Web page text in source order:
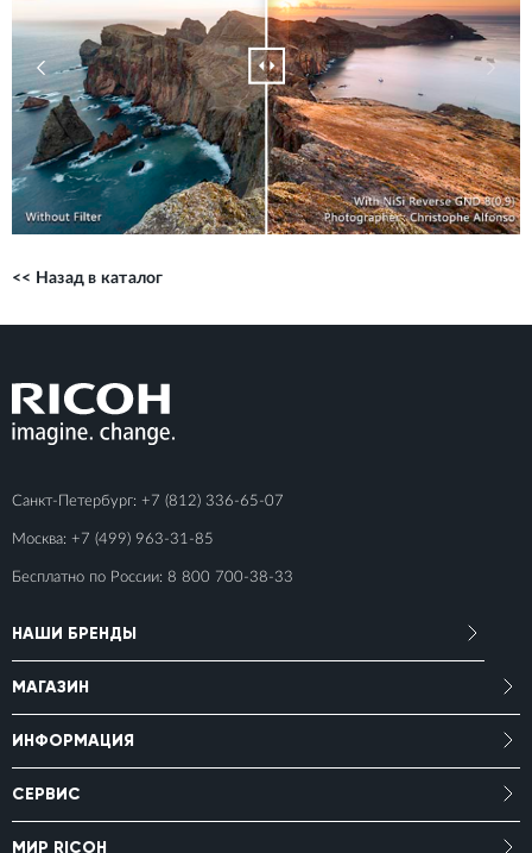
<< Назад в каталог
Санкт-Петербург: +7 (812) 336-65-07
Москва: +7 (499) 963-31-85
Бесплатно по России: 8 800 700-38-33
НАШИ БРЕНДЫ
МАГАЗИН
ИНФОРМАЦИЯ
СЕРВИС
МИР RICOH